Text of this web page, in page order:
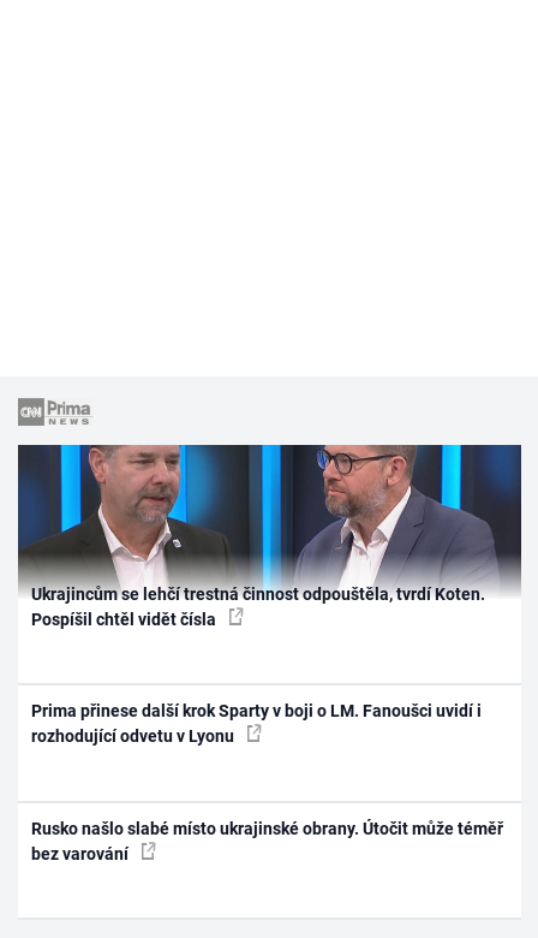
Ukrajincům se lehčí trestná činnost odpouštěla, tvrdí Koten.
Pospíšil chtěl vidět čísla
Prima přinese další krok Sparty v boji o LM. Fanoušci uvidí i
rozhodující odvetu v Lyonu
Rusko našlo slabé místo ukrajinské obrany. Útočit může téměř
bez varování